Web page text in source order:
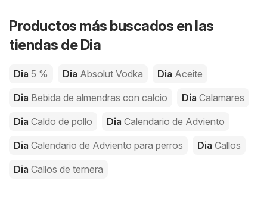
Productos más buscados en las
tiendas de Dia
Dia 5 % Dia Absolut Vodka Dia Aceite
Dia Bebida de almendras con calcio Dia Calamares
Dia Caldo de pollo Dia Calendario de Adviento
Dia Calendario de Adviento para perros Dia Callos
Dia Callos de ternera